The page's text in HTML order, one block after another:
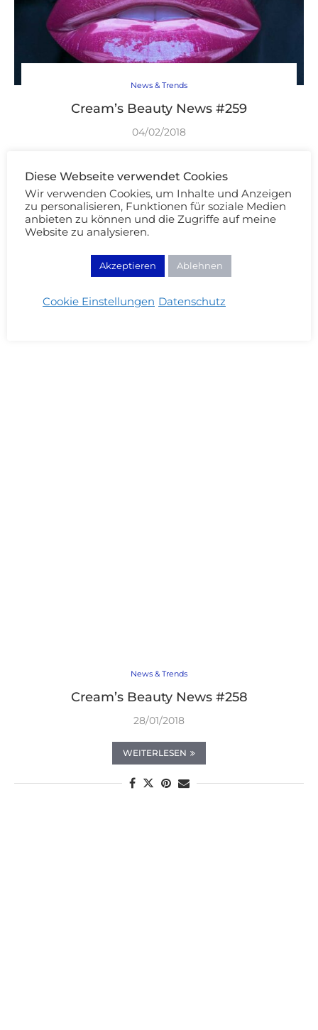
News & Trends
Cream’s Beauty News #259
04/02/2018
News & Trends
Cream’s Beauty News #258
28/01/2018
WEITERLESEN
Diese Webseite verwendet Cookies
Wir verwenden Cookies, um Inhalte und Anzeigen
zu personalisieren, Funktionen für soziale Medien
anbieten zu können und die Zugriffe auf meine
Website zu analysieren.
Akzeptieren Ablehnen
Cookie Einstellungen Datenschutz